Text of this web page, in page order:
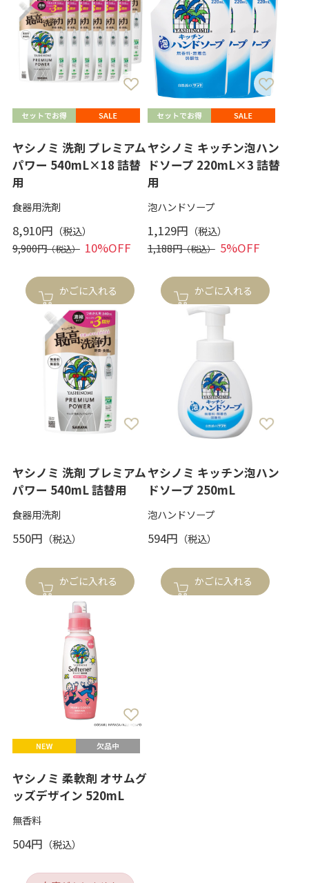
ヤシノミ 洗剤 プレミアム
パワー 540mL×18 詰替
用
食器用洗剤
8,910円
9,900円 10%OFF
かごに入れる
ヤシノミ キッチン泡ハン
ドソープ 220mL×3 詰替
用
泡ハンドソープ
1,129円
1,188円 5%OFF
かごに入れる
ヤシノミ 洗剤 プレミアム
パワー 540mL 詰替用
食器用洗剤
550円
かごに入れる
ヤシノミ キッチン泡ハン
ドソープ 250mL
泡ハンドソープ
594円
かごに入れる
ヤシノミ 柔軟剤 オサムグ
ッズデザイン 520mL
無香料
504円